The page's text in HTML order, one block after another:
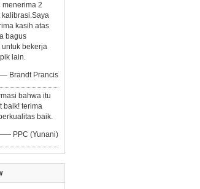
menerima 2
kalibrasi.Saya
kasih atas
bagus
bekerja
lain.
Brandt Prancis
bahwa itu
baik! terima
baik.
PPC (Yunani)